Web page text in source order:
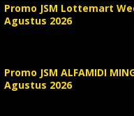
Promo JSM Lottemart
Agustus 2026
Promo JSM ALFAMIDI
Agustus 2026